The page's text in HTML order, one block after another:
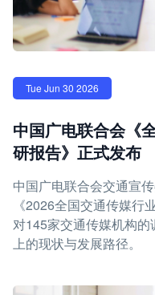
Tue Jun 30 2026
中国广电联合会《
研报告》正式发布
中国广电联合会交通宣
《2026全国交通传媒行
对145家交通传媒机构
上的现状与发展路径。